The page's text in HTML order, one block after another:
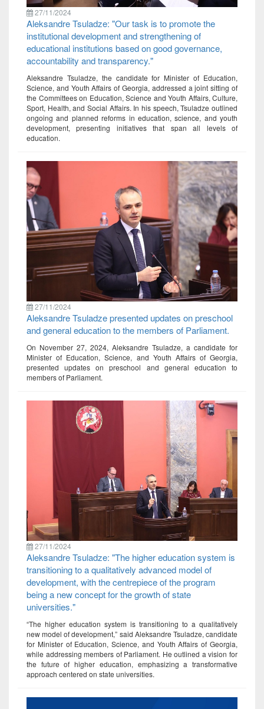
27/11/2024
Aleksandre Tsuladze: "Our task is to promote the
institutional development and strengthening of
educational institutions based on good governance,
accountability and transparency."
Aleksandre Tsuladze, the candidate for Minister of Education,
Science, and Youth Affairs of Georgia, addressed a joint sitting of
the Committees on Education, Science and Youth Affairs, Culture,
Sport, Health, and Social Affairs. In his speech, Tsuladze outlined
ongoing and planned reforms in education, science, and youth
development, presenting initiatives that span all levels of
education.
27/11/2024
Aleksandre Tsuladze presented updates on preschool
and general education to the members of Parliament.
On November 27, 2024, Aleksandre Tsuladze, a candidate for
Minister of Education, Science, and Youth Affairs of Georgia,
presented updates on preschool and general education to
members of Parliament.
27/11/2024
Aleksandre Tsuladze: "The higher education system is
transitioning to a qualitatively advanced model of
development, with the centrepiece of the program
being a new concept for the growth of state
universities."
“The higher education system is transitioning to a qualitatively
new model of development,” said Aleksandre Tsuladze, candidate
for Minister of Education, Science, and Youth Affairs of Georgia,
while addressing members of Parliament. He outlined a vision for
the future of higher education, emphasizing a transformative
approach centered on state universities.